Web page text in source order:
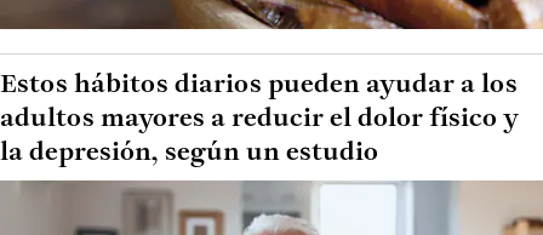
Estos hábitos diarios pueden ayudar a los
adultos mayores a reducir el dolor físico y
la depresión, según un estudio